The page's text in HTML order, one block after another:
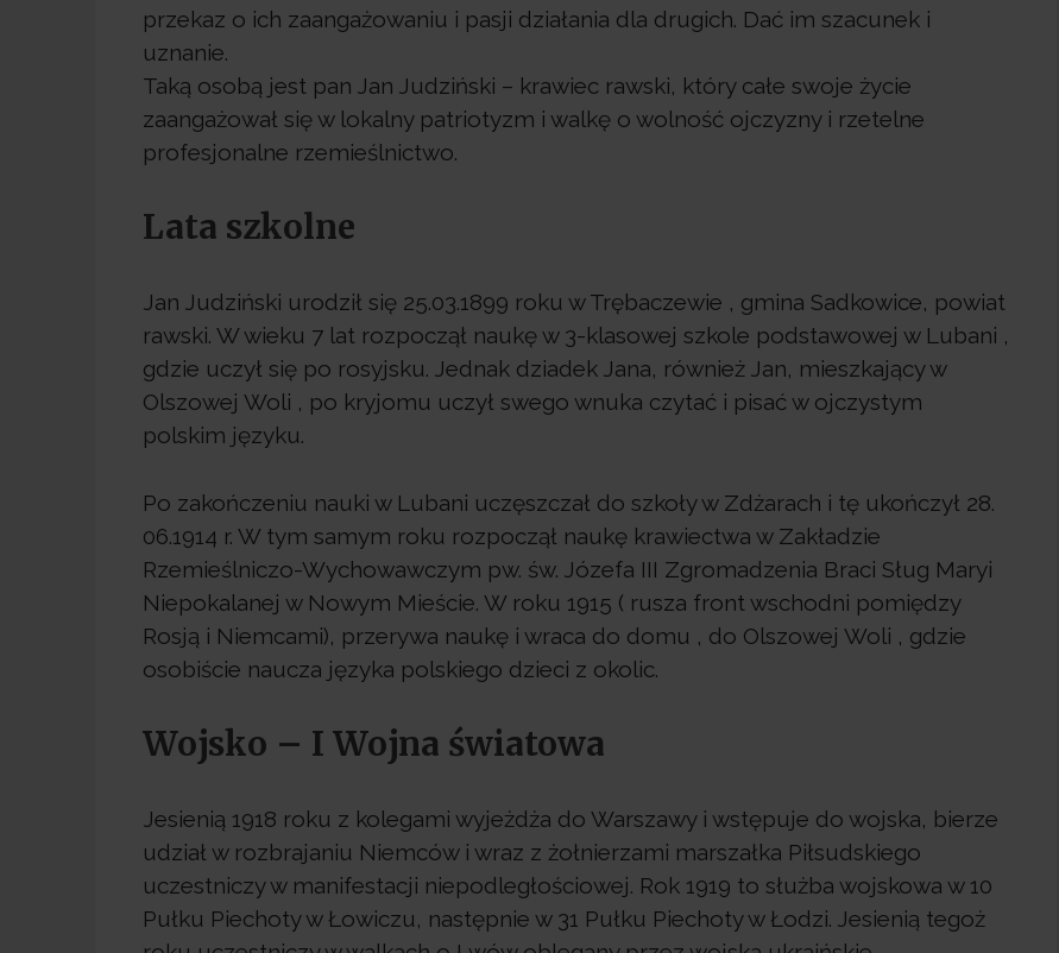
przekaz o ich zaangażowaniu i pasji działania dla drugich. Dać im szacunek i
uznanie.
Taką osobą jest pan Jan Judziński – krawiec rawski, który całe swoje życie
zaangażował się w lokalny patriotyzm i walkę o wolność ojczyzny i rzetelne
profesjonalne rzemieślnictwo.
Lata szkolne
Jan Judziński urodził się 25.03.1899 roku w Trębaczewie , gmina Sadkowice, powiat
rawski. W wieku 7 lat rozpoczął naukę w 3-klasowej szkole podstawowej w Lubani ,
gdzie uczył się po rosyjsku. Jednak dziadek Jana, również Jan, mieszkający w
Olszowej Woli , po kryjomu uczył swego wnuka czytać i pisać w ojczystym
polskim języku.
Po zakończeniu nauki w Lubani uczęszczał do szkoły w Zdżarach i tę ukończył 28.
06.1914 r. W tym samym roku rozpoczął naukę krawiectwa w Zakładzie
Rzemieślniczo-Wychowawczym pw. św. Józefa III Zgromadzenia Braci Sług Maryi
Niepokalanej w Nowym Mieście. W roku 1915 ( rusza front wschodni pomiędzy
Rosją i Niemcami), przerywa naukę i wraca do domu , do Olszowej Woli , gdzie
osobiście naucza języka polskiego dzieci z okolic.
Wojsko – I Wojna światowa
Jesienią 1918 roku z kolegami wyjeżdża do Warszawy i wstępuje do wojska, bierze
udział w rozbrajaniu Niemców i wraz z żołnierzami marszałka Piłsudskiego
uczestniczy w manifestacji niepodległościowej. Rok 1919 to służba wojskowa w 10
Pułku Piechoty w Łowiczu, następnie w 31 Pułku Piechoty w Łodzi. Jesienią tegoż